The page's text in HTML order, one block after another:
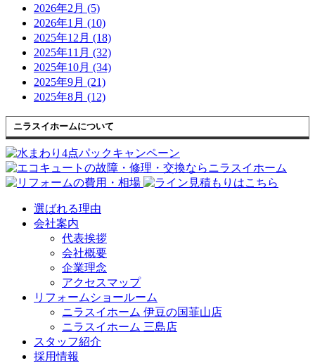
2026年2月 (5)
2026年1月 (10)
2025年12月 (18)
2025年11月 (32)
2025年10月 (34)
2025年9月 (21)
2025年8月 (12)
ニラスイホームについて
選ばれる理由
会社案内
代表挨拶
会社概要
企業理念
アクセスマップ
リフォームショールーム
ニラスイホーム 伊豆の国韮山店
ニラスイホーム 三島店
スタッフ紹介
採用情報